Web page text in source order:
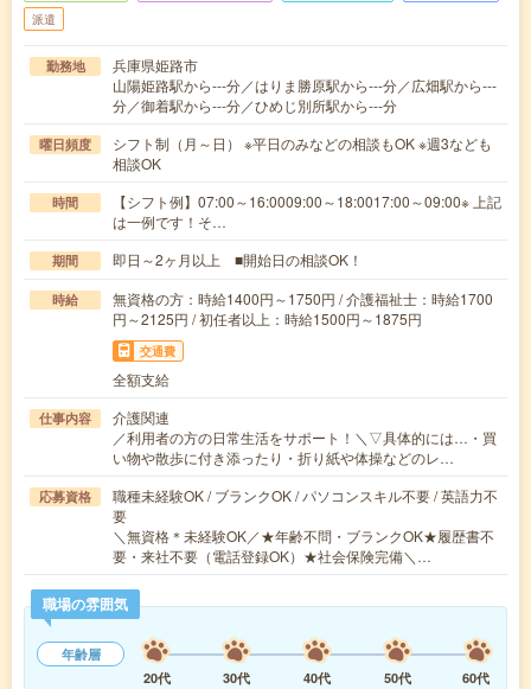
派遣
勤務地
兵庫県姫路市
山陽姫路駅から---分／はりま勝原駅から---分／広畑駅から---
分／御着駅から---分／ひめじ別所駅から---分
曜日頻度
シフト制（月～日） ※平日のみなどの相談もOK ※週3なども
相談OK
時間
【シフト例】07:00～16:0009:00～18:0017:00～09:00※ 上記
は一例です！そ…
期間 即日～2ヶ月以上 ■開始日の相談OK！
時給
無資格の方：時給1400円～1750円 / 介護福祉士：時給1700
円～2125円 / 初任者以上：時給1500円～1875円
交通費
全額支給
仕事内容
介護関連
／利用者の方の日常生活をサポート！＼▽具体的には…・買
い物や散歩に付き添ったり・折り紙や体操などのレ…
応募資格
職種未経験OK / ブランクOK / パソコンスキル不要 / 英語力不
要
＼無資格＊未経験OK／★年齢不問・ブランクOK★履歴書不
要・来社不要（電話登録OK）★社会保険完備＼…
職場の雰囲気
年齢層
20代
30代 40代 50代
60代